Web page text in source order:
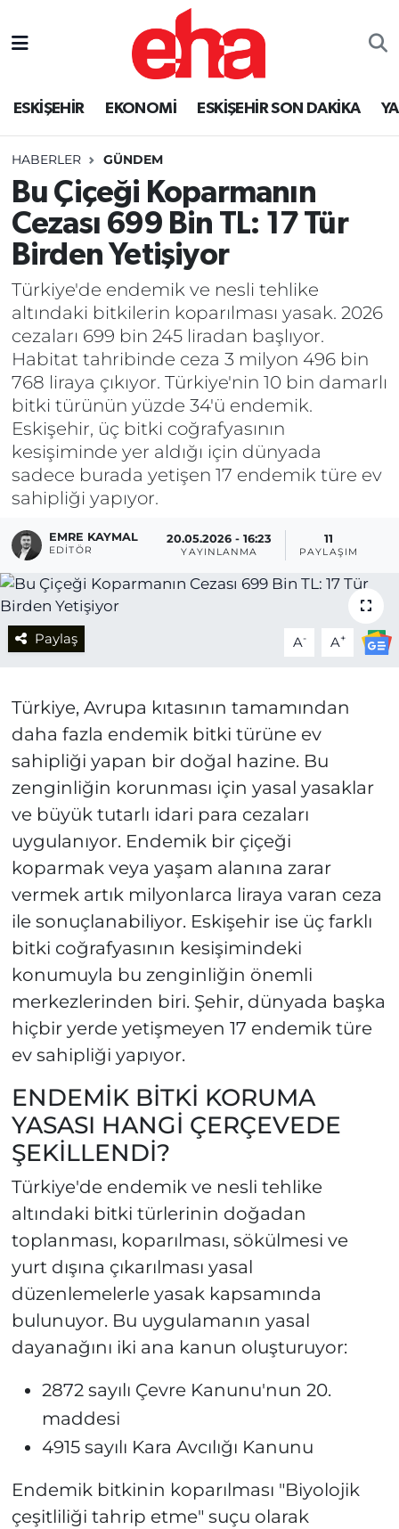
ESKİŞEHİR EKONOMİ ESKİŞEHİR SON DAKİKA
HABERLER GÜNDEM
Bu Çiçeği Koparmanın
Cezası 699 Bin TL: 17 Tür
Birden Yetişiyor
Türkiye'de endemik ve nesli tehlike
altındaki bitkilerin koparılması yasak. 2026
cezaları 699 bin 245 liradan başlıyor.
Habitat tahribinde ceza 3 milyon 496 bin
768 liraya çıkıyor. Türkiye'nin 10 bin damarlı
bitki türünün yüzde 34'ü endemik.
Eskişehir, üç bitki coğrafyasının
kesişiminde yer aldığı için dünyada
sadece burada yetişen 17 endemik türe ev
sahipliği yapıyor.
EMRE KAYMAL
EDITÖR
20.05.2026 - 16:23
YAYINLANMA
11
PAYLAŞIM
Paylaş A- A+
Türkiye, Avrupa kıtasının tamamından
daha fazla endemik bitki türüne ev
sahipliği yapan bir doğal hazine. Bu
zenginliğin korunması için yasal yasaklar
ve büyük tutarlı idari para cezaları
uygulanıyor. Endemik bir çiçeği
koparmak veya yaşam alanına zarar
vermek artık milyonlarca liraya varan ceza
ile sonuçlanabiliyor. Eskişehir ise üç farklı
bitki coğrafyasının kesişimindeki
konumuyla bu zenginliğin önemli
merkezlerinden biri. Şehir, dünyada başka
hiçbir yerde yetişmeyen 17 endemik türe
ev sahipliği yapıyor.
ENDEMİK BİTKİ KORUMA
YASASI HANGİ ÇERÇEVEDE
ŞEKİLLENDİ?
Türkiye'de endemik ve nesli tehlike
altındaki bitki türlerinin doğadan
toplanması, koparılması, sökülmesi ve
yurt dışına çıkarılması yasal
düzenlemelerle yasak kapsamında
bulunuyor. Bu uygulamanın yasal
dayanağını iki ana kanun oluşturuyor:
2872 sayılı Çevre Kanunu'nun 20.
maddesi
4915 sayılı Kara Avcılığı Kanunu
Endemik bitkinin koparılması "Biyolojik
çeşitliliği tahrip etme" suçu olarak